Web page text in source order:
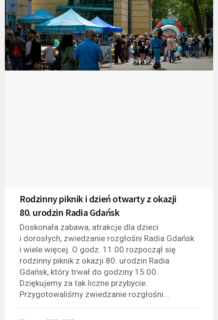
Rodzinny piknik i dzień otwarty z okazji
80. urodzin Radia Gdańsk
Doskonała zabawa, atrakcje dla dzieci
i dorosłych, zwiedzanie rozgłośni Radia Gdańsk
i wiele więcej. O godz. 11:00 rozpoczął się
rodzinny piknik z okazji 80. urodzin Radia
Gdańsk, który trwał do godziny 15:00.
Dziękujemy za tak liczne przybycie.
Przygotowaliśmy zwiedzanie rozgłośni...